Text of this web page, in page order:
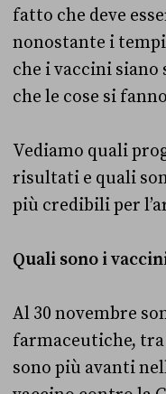
fatto che deve
nonostante i
che i vaccini siano
che le cose si
Vediamo quali
risultati e quali
più credibili per
Quali sono i
Al 30 novembre
farmaceutiche,
sono più avanti